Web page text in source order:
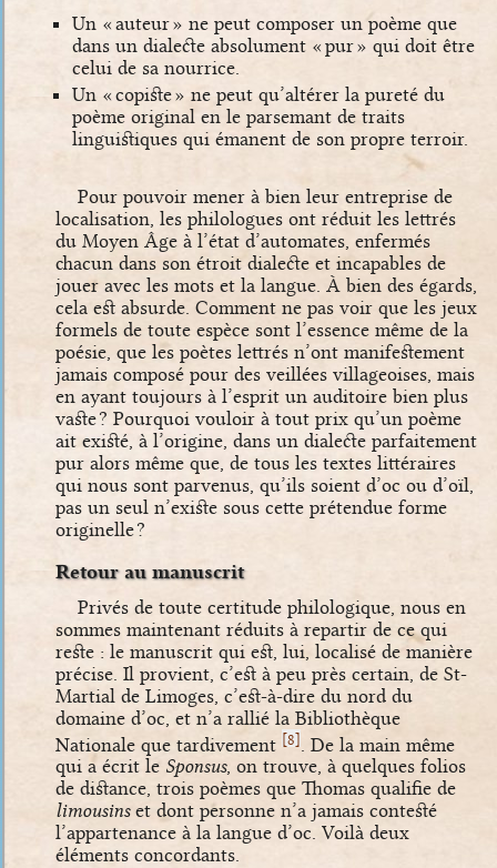
Un « auteur » ne peut composer un poème que
dans un dialecte absolument « pur » qui doit être
celui de sa nourrice.
Un « copiste » ne peut qu’altérer la pureté du
poème original en le parsemant de traits
linguistiques qui émanent de son propre terroir.
Pour pouvoir mener à bien leur entreprise de
localisation, les philologues ont réduit les lettrés
du Moyen Âge à l’état d’automates, enfermés
chacun dans son étroit dialecte et incapables de
jouer avec les mots et la langue. À bien des égards,
cela est absurde. Comment ne pas voir que les jeux
formels de toute espèce sont l’essence même de la
poésie, que les poètes lettrés n’ont manifestement
jamais composé pour des veillées villageoises, mais
en ayant toujours à l’esprit un auditoire bien plus
vaste ? Pourquoi vouloir à tout prix qu’un poème
ait existé, à l’origine, dans un dialecte parfaitement
pur alors même que, de tous les textes littéraires
qui nous sont parvenus, qu’ils soient d’oc ou d’oïl,
pas un seul n’existe sous cette prétendue forme
originelle ?
Retour au manuscrit
Privés de toute certitude philologique, nous en
sommes maintenant réduits à repartir de ce qui
reste : le manuscrit qui est, lui, localisé de manière
précise. Il provient, c’est à peu près certain, de St-
Martial de Limoges, c’est-à-dire du nord du
domaine d’oc, et n’a rallié la Bibliothèque
Nationale que tardivement [8]
. De la main même
qui a écrit le Sponsus, on trouve, à quelques folios
de distance, trois poèmes que Thomas qualifie de
limousinset dont personne n’a jamais contesté
l’appartenance à la langue d’oc. Voilà deux
éléments concordants.